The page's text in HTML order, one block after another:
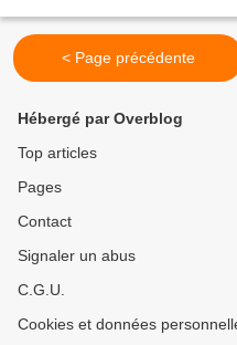
< Page précédente
Hébergé par Overblog
Top articles
Pages
Contact
Signaler un abus
C.G.U.
Cookies et données